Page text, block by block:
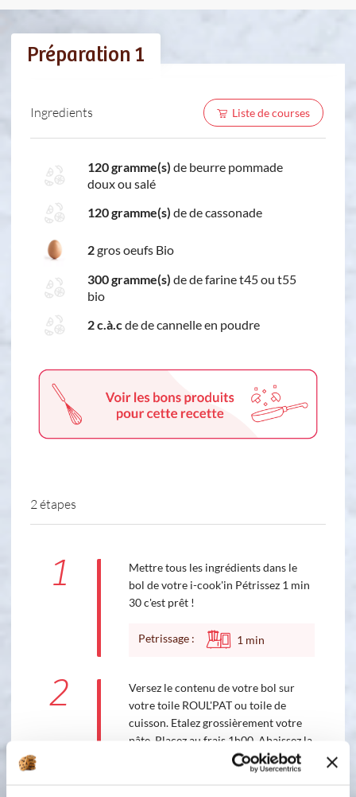
Préparation 1
Ingredients Liste de courses
120 gramme(s) de beurre pommade
doux ou salé
120 gramme(s) de de cassonade
2gros oeufs Bio
300 gramme(s) de de farine t45 ou t55
bio
2 c.à.cde de cannelle en poudre
2 étapes
1
Mettre tous les ingrédients dans le
bol de votre i-cook'in Pétrissez 1 min
30 c'est prêt !
Petrissage : 1 min
2
Versez le contenu de votre bol sur
votre toile ROUL'PAT ou toile de
cuisson. Etalez grossièrement votre
pâte. Placez au frais 1h00. Abaissez la
pâte à 4 mm minimum avec votre
rouleau en hêtre FLOCONS. Appuyez